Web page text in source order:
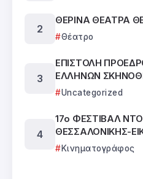
ΘΕΡΙΝΑ ΘΕΑΤΡΑ
Θέατρο
ΕΠΙΣΤΟΛΗ
ΕΛΛΗΝΩΝ
Uncategorized
17ο ΦΕΣΤΙΒΑΛ
ΘΕΣΣΑΛΟΝΙΚΗΣ-
Κινηματογράφος